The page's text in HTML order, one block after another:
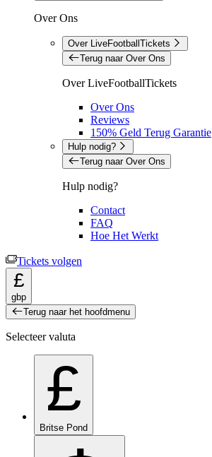
Over Ons
Over LiveFootballTickets
Terug naar Over Ons
Over LiveFootballTickets
Over Ons
Reviews
150% Geld Terug Garantie
Hulp nodig?
Terug naar Over Ons
Hulp nodig?
Contact
FAQ
Hoe Het Werkt
Tickets volgen
£
gbp
Terug naar het hoofdmenu
Selecteer valuta
£
Britse Pond